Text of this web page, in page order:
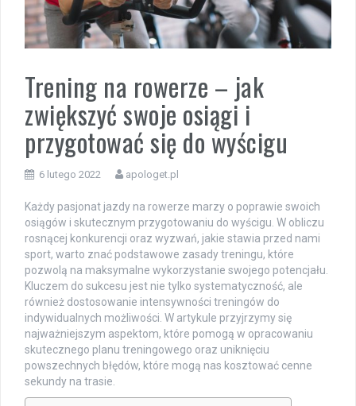
Trening na rowerze – jak
zwiększyć swoje osiągi i
przygotować się do wyścigu
6 lutego 2022 apologet.pl
Każdy pasjonat jazdy na rowerze marzy o poprawie swoich
osiągów i skutecznym przygotowaniu do wyścigu. W obliczu
rosnącej konkurencji oraz wyzwań, jakie stawia przed nami
sport, warto znać podstawowe zasady treningu, które
pozwolą na maksymalne wykorzystanie swojego potencjału.
Kluczem do sukcesu jest nie tylko systematyczność, ale
również dostosowanie intensywności treningów do
indywidualnych możliwości. W artykule przyjrzymy się
najważniejszym aspektom, które pomogą w opracowaniu
skutecznego planu treningowego oraz uniknięciu
powszechnych błędów, które mogą nas kosztować cenne
sekundy na trasie.